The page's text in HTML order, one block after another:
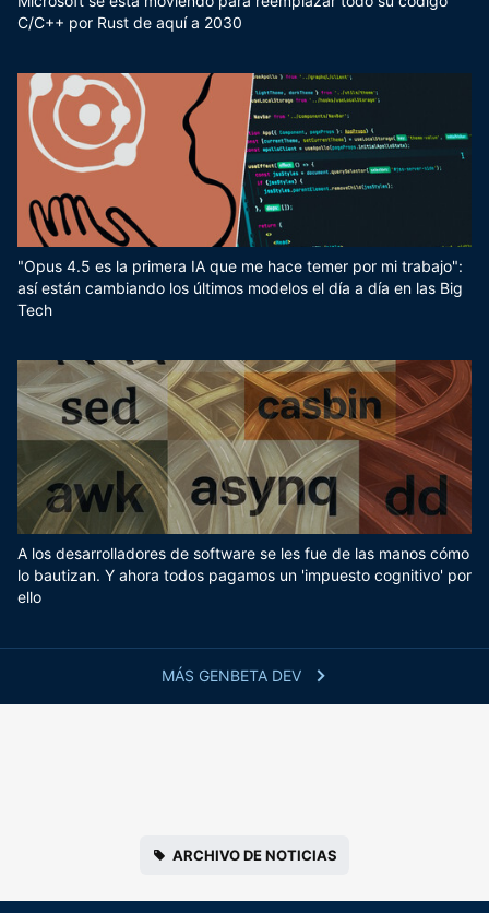
MÁS GENBETA DEV
C/C++ por Rust de aquí a 2030
"Opus 4.5 es la primera IA que me hace temer por mi trabajo":
así están cambiando los últimos modelos el día a día en las Big
Tech
A los desarrolladores de software se les fue de las manos cómo
lo bautizan. Y ahora todos pagamos un 'impuesto cognitivo' por
ello
ARCHIVO DE NOTICIAS